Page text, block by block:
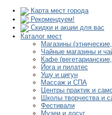
Карта мест города
Рекомендуем!
Скидки и акции для вас
Каталог мест
Магазины
Чайные магазины и
Кафе
Йога и пилатес
Ушу и цигун
Массаж и СПА
Центры практик и
Школы творчества и
Фестивали
Музеи и досуг